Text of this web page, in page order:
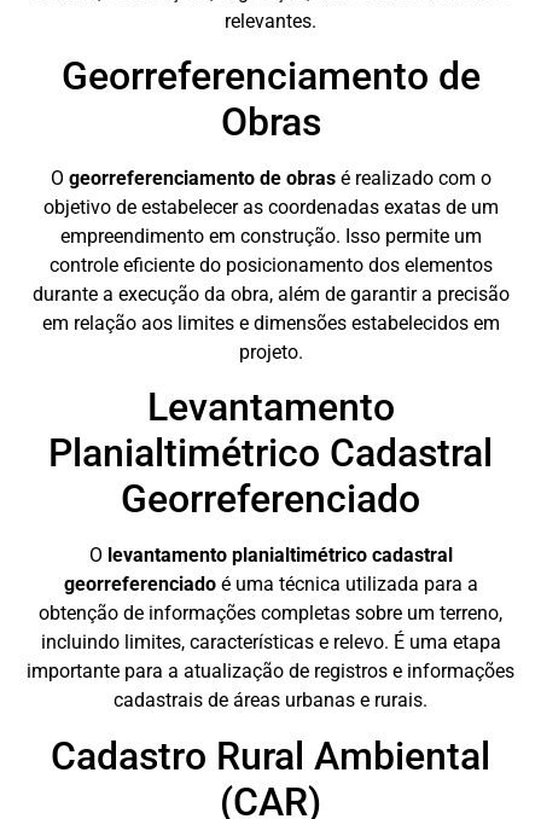
relevantes.
Georreferenciamento de
Obras
O georreferenciamento de obrasé realizado com o
objetivo de estabelecer as coordenadas exatas de um
empreendimento em construção. Isso permite um
controle eficiente do posicionamento dos elementos
durante a execução da obra, além de garantir a precisão
em relação aos limites e dimensões estabelecidos em
projeto.
Levantamento
Planialtimétrico Cadastral
Georreferenciado
O levantamento planialtimétrico cadastral
georreferenciadoé uma técnica utilizada para a
obtenção de informações completas sobre um terreno,
incluindo limites, características e relevo. É uma etapa
importante para a atualização de registros e informações
cadastrais de áreas urbanas e rurais.
Cadastro Rural Ambiental
(CAR)